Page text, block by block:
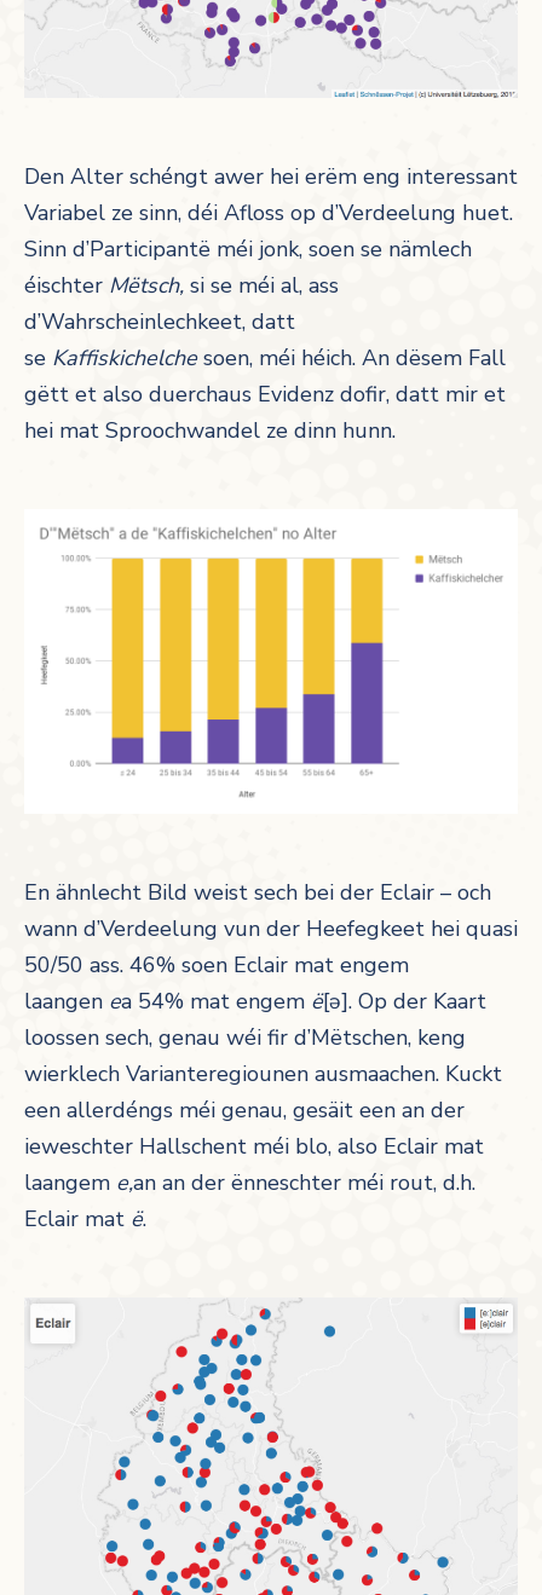
Den Alter schéngt awer hei erëm eng interessant
Variabel ze sinn, déi Afloss op d’Verdeelung huet.
Sinn d’Participantë méi jonk, soen se nämlech
éischter Mëtsch, si se méi al, ass
d’Wahrscheinlechkeet, datt
se Kaffiskichelchesoen, méi héich. An dësem Fall
gëtt et also duerchaus Evidenz dofir, datt mir et
hei mat Sproochwandel ze dinn hunn.
En ähnlecht Bild weist sech bei der Eclair – och
wann d’Verdeelung vun der Heefegkeet hei quasi
50/50 ass. 46% soen Eclair mat engem
laangen ea 54% mat engem ë[ə]. Op der Kaart
loossen sech, genau wéi fir d’Mëtschen, keng
wierklech Varianteregiounen ausmaachen. Kuckt
een allerdéngs méi genau, gesäit een an der
ieweschter Hallschent méi blo, also Eclair mat
laangem e,an an der ënneschter méi rout, d.h.
Eclair mat ë.